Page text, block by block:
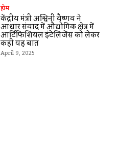
होम
केंद्रीय मंत्री अश्विनी वैष्णव ने
आधार संवाद में औद्योगिक क्षेत्र में
आर्टिफिशियल इंटेलिजेंस को लेकर
कहीं यह बात
April 9, 2025